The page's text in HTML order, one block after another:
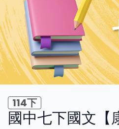
114下
國中七下國文【